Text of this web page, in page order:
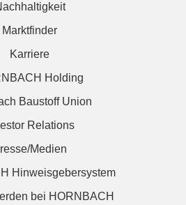
Marktfinder
Karriere
Holding
Baustoff Union
Relations
Medien
Hinweisgebersystem
bei HORNBACH